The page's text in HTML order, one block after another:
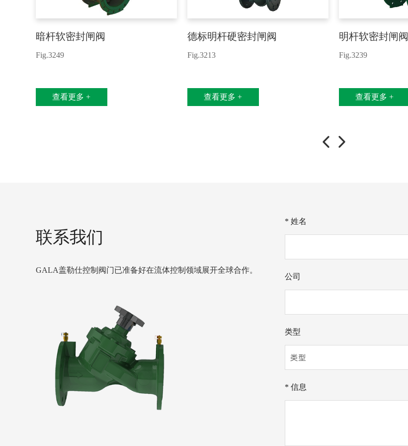
暗杆软密封闸阀
Fig.3249
查看更多 +
德标明杆硬密封闸阀
Fig.3213
查看更多 +
明杆软密封闸阀
Fig.3239
查看更多 +
联系我们
GALA盖勒仕控制阀门已准备好在流体控制领域展开全球合作。
* 姓名
公司
类型
* 信息